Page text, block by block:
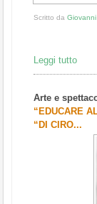
Scritto da Giovanni
Leggi tutto
Arte e
“EDUCARE
“DI CIRO...